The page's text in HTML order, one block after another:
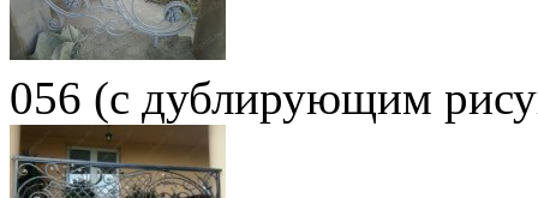
056 (с дублирующим